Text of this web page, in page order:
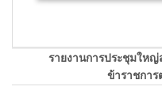
รายงานการประชุมให
ข้าราชการ